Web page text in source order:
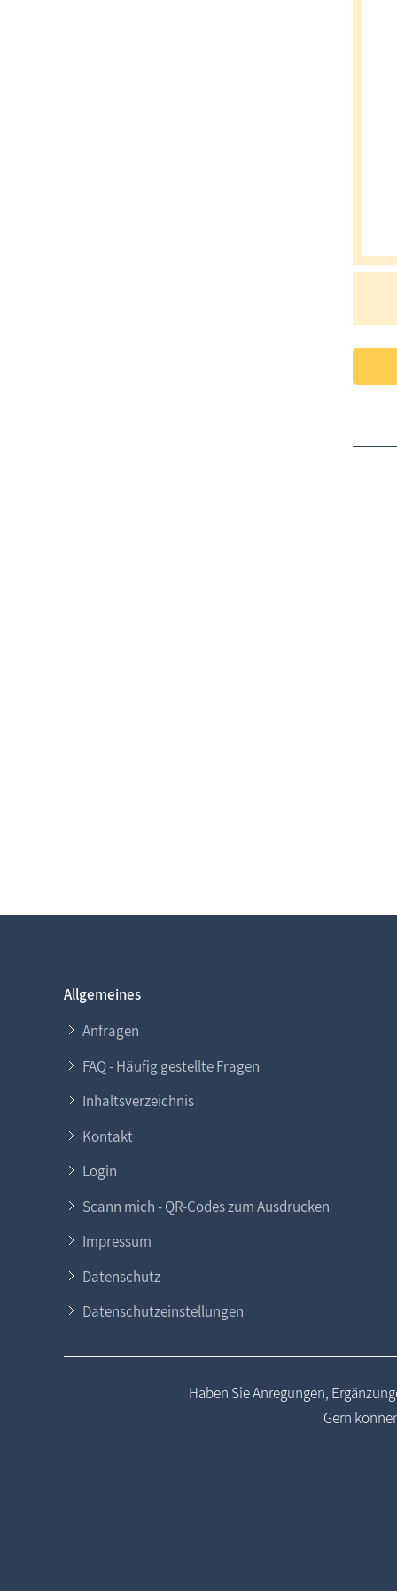
Allgemeines
Anfragen
FAQ - Häufig gestellte Fragen
Inhaltsverzeichnis
Kontakt
Login
Scann mich - QR-Codes zum Ausdrucken
Impressum
Datenschutz
Datenschutzeinstellungen
Haben Sie Anregungen,
Gern